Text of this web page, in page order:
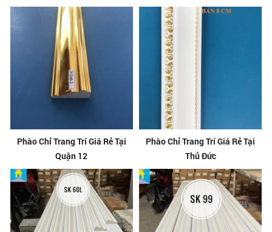
Phào Chỉ Trang Trí Giá Rẻ Tại
Quận 12
Phào Chỉ Trang Trí Giá Rẻ Tại
Thủ Đức